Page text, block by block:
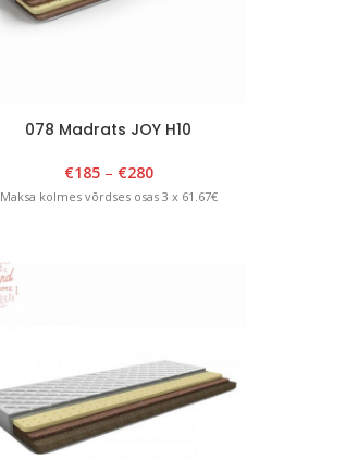
078 Madrats JOY H10
€185– €280
Maksa kolmes võrdses osas 3 x 61.67€